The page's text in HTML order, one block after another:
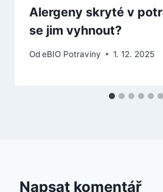
Alergeny skryté v
se jim vyhnout?
OdeBIO Potraviny 1. 12. 2025
Napsat komentář